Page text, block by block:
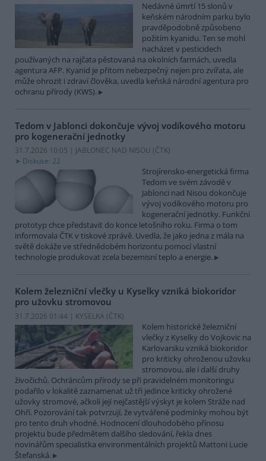
Nedávné úmrtí 15 slonů v
keňském národním parku bylo
pravděpodobně způsobeno
požitím kyanidu. Ten se mohl
nacházet v pesticidech
používaných na rajčata pěstovaná na okolních farmách, uvedla
agentura AFP. Kyanid je přitom nebezpečný nejen pro zvířata, ale
může ohrozit i zdraví člověka, uvedla keňská národní agentura pro
ochranu přírody (KWS).
Tedom v Jablonci dokončuje vývoj vodíkového motoru
pro kogenerační jednotky
31.7.2026 10:05 | JABLONEC NAD NISOU (ČTK)
Diskuse: 22
Strojírensko-energetická firma
Tedom ve svém závodě v
Jablonci nad Nisou dokončuje
vývoj vodíkového motoru pro
kogenerační jednotky. Funkční
prototyp chce představit do konce letošního roku. Firma o tom
informovala ČTK v tiskové zprávě. Uvedla, že jako jedna z mála na
světě dokáže ve střednědobém horizontu pomocí vlastní
technologie produkovat zcela bezemisní teplo a energie.
Kolem železniční vlečky u Kyselky vzniká biokoridor
pro užovku stromovou
31.7.2026 01:44 | KYSELKA (ČTK)
Kolem historické železniční
vlečky z Kyselky do Vojkovic na
Karlovarsku vzniká biokoridor
pro kriticky ohroženou užovku
stromovou, ale i další druhy
živočichů. Ochráncům přírody se při pravidelném monitoringu
podařilo v lokalitě zaznamenat už tři jedince kriticky ohrožené
užovky stromové, ačkoli její nejčastější výskyt je kolem Stráže nad
Ohří. Pozorování tak potvrzují, že vytvářené podmínky mohou být
pro tento druh vhodné. Hodnocení dlouhodobého přínosu
projektu bude předmětem dalšího sledování, řekla dnes
novinářům specialistka environmentálních projektů Mattoni Lucie
Štefanská.